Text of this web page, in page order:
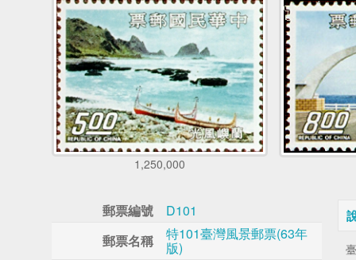
1,250,000
郵票編號
D101
郵票名稱
特101臺灣風景郵票(63年
版)